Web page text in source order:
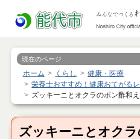
現在のページ
ホーム くらし
健康・医療
栄養士おすすめ！健康おてがる
ズッキーニとオクラのポン酢和え
ズッキーニとオク